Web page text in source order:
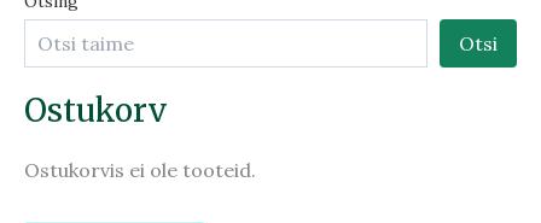
Otsi
Ostukorv
Ostukorvis ei ole tooteid.